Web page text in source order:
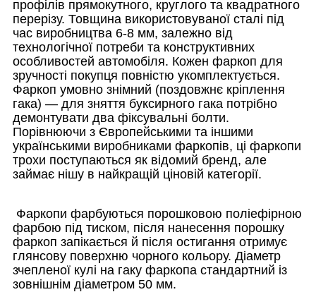
профілів прямокутного, круглого та квадратного
перерізу. Товщина використовуваної сталі під
час виробництва 6-8 мм, залежно від
технологічної потреби та конструктивних
особливостей автомобіля. Кожен фаркоп для
зручності покупця повністю укомплектується.
Фаркоп умовно знімний (поздовжнє кріплення
гака) — для зняття буксирного гака потрібно
демонтувати два фіксувальні болти.
Порівнюючи з Європейськими та іншими
українськими виробниками фаркопів, ці фаркопи
трохи поступаються як відомий бренд, але
займає нішу в найкращій ціновій категорії.
Фаркопи фарбуються порошковою поліефірною
фарбою під тиском, після нанесення порошку
фаркоп запікається й після остигання отримує
глянсову поверхню чорного кольору. Діаметр
зчепленої кулі на гаку фаркопа стандартний із
зовнішнім діаметром 50 мм.